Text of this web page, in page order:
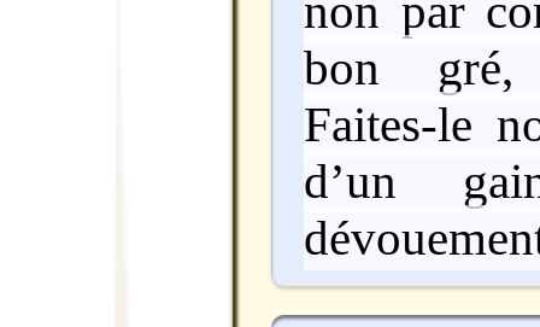
non par
bon
Faites-le
d’un